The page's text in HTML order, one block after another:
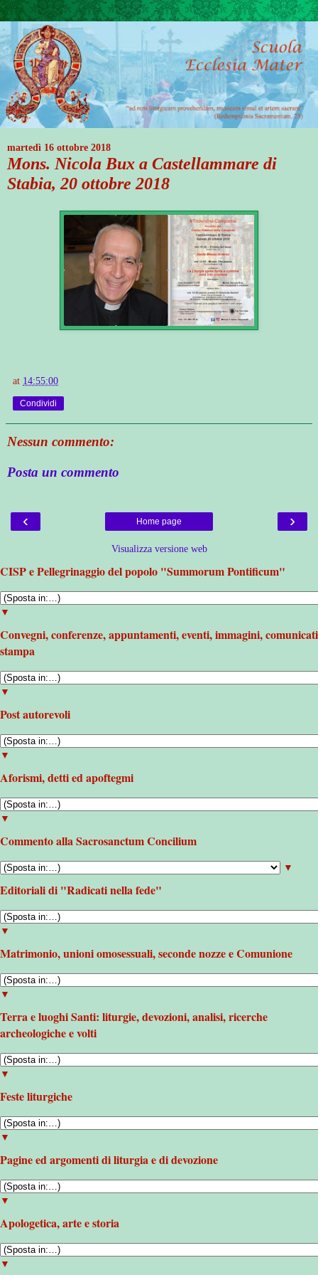
martedì 16 ottobre 2018
Mons. Nicola Bux a Castellammare di
Stabia, 20 ottobre 2018
at 14:55:00
Condividi
Nessun commento:
Posta un commento
‹ ›
Home page
Visualizza versione web
CISP e Pellegrinaggio del popolo "Summorum Pontificum"
▼
Convegni, conferenze, appuntamenti, eventi, immagini, comunicati
stampa
▼
Post autorevoli
▼
Aforismi, detti ed apoftegmi
▼
Commento alla Sacrosanctum Concilium
▼
Editoriali di "Radicati nella fede"
▼
Matrimonio, unioni omosessuali, seconde nozze e Comunione
▼
Terra e luoghi Santi: liturgie, devozioni, analisi, ricerche
archeologiche e volti
▼
Feste liturgiche
▼
Pagine ed argomenti di liturgia e di devozione
▼
Apologetica, arte e storia
▼